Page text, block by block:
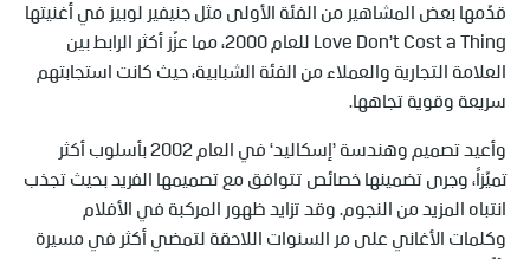
قدّمها بعض المشاهير من الفئة الأولى مثل جنيفير لوبيز في أغنيتها
Love Don’t Cost a Thing للعام 2000، مما عزّز أكثر الرابط بين
العلامة التجارية والعملاء من الفئة الشبابية، حيث كانت استجابتهم
سريعة وقوية تجاهها.
وأعيد تصميم وهندسة ’إسكاليد‘ في العام 2002 بأسلوب أكثر
تميّزاً، وجرى تضمينها خصائص تتوافق مع تصميمها الفريد بحيث تجذب
انتباه المزيد من النجوم. وقد تزايد ظهور المركبة في الأفلام
وكلمات الأغاني على مر السنوات اللاحقة لتمضي أكثر في مسيرة